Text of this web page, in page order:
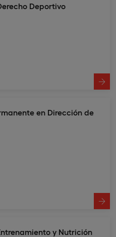
Deportivo
en Dirección de
y Nutrición